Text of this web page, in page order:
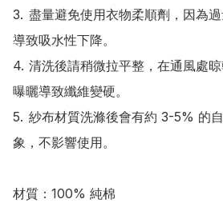
3.	盡量避免使用衣物柔順劑，因為過量使用會包裹纖維，
導致吸水性下降。
4.	清洗後請稍微拉平整，在通風處晾乾，避免長時間陽光
曝曬導致纖維變硬。
5.	紗布材質洗滌後會有約 3-5% 的自然縮水，此乃正常現
象，不影響使用。
材質：100% 純棉